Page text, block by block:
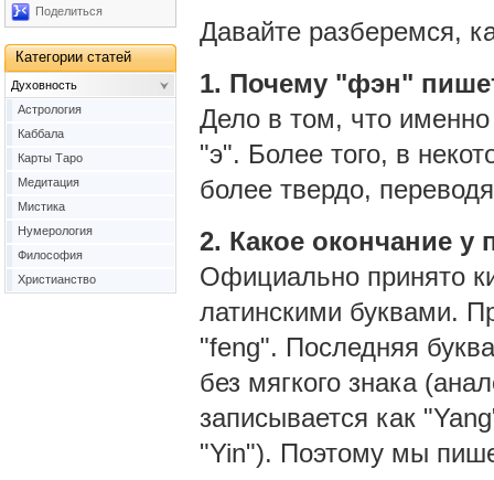
Давайте разберемся,
1. Почему "фэн"
Дело в том, что именно
"э". Более того, в
более твердо,
2. Какое окончание
Официально принято
латинскими буквами.
"feng". Последняя
без мягкого знака
записывается как
"Yin"). Поэтому мы
Поделиться
Категории статей
Духовность
Астрология
Каббала
Карты Таро
Медитация
Мистика
Нумерология
Философия
Христианство